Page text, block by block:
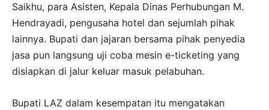
Saikhu, para Asisten, Kepala Dinas Perhubungan M.
Hendrayadi, pengusaha hotel dan sejumlah pihak
lainnya. Bupati dan jajaran bersama pihak penyedia
jasa pun langsung uji coba mesin e-ticketing yang
disiapkan di jalur keluar masuk pelabuhan.
Bupati LAZ dalam kesempatan itu mengatakan